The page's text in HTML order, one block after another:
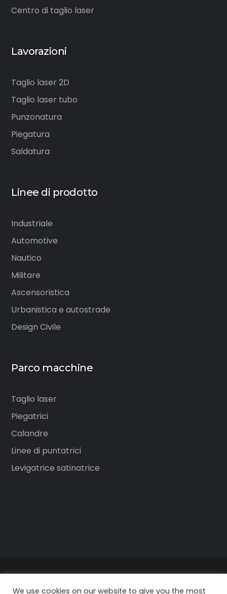
Centro di taglio laser
Lavorazioni
Taglio laser 2D
Taglio laser tubo
Punzonatura
Piegatura
Saldatura
Linee di prodotto
Industriale
Automotive
Nautico
Militare
Ascensoristica
Urbanistica e autostrade
Design Civile
Parco macchine
Taglio laser
Piegatrici
Calandre
Linee di puntatrici
Levigatrice satinatrice
We use cookies on our website to give you the most